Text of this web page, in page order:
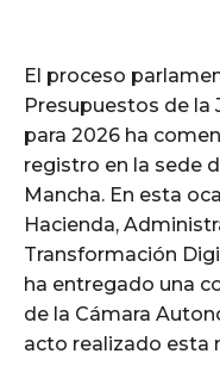
El proceso
Presupuestos de la
para 2026 ha
registro en la sede
Mancha. En esta
Hacienda,
Transformación
ha entregado una
de la Cámara
acto realizado esta